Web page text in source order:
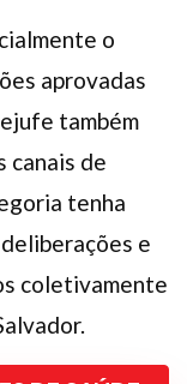
o
aprovadas
também
canais de
tenha
e
coletivamente